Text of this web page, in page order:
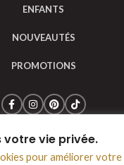
ENFANTS
NOUVEAUTÉS
PROMOTIONS
© 2024 Mentions légales
votre vie privée.
pour améliorer votre